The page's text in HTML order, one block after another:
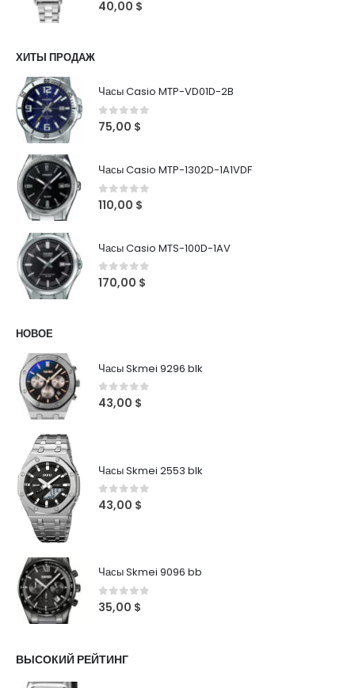
0 out of 5
40,00 $
ХИТЫ ПРОДАЖ
Часы Casio MTP-VD01D-2B
0out of 5
75,00 $
Часы Casio MTP-1302D-1A1VDF
0out of 5
110,00 $
Часы Casio MTS-100D-1AV
0out of 5
170,00 $
НОВОЕ
Часы Skmei 9296 blk
0 out of 5
43,00 $
Часы Skmei 2553 blk
0 out of 5
43,00 $
Часы Skmei 9096 bb
0out of 5
35,00 $
ВЫСОКИЙ РЕЙТИНГ